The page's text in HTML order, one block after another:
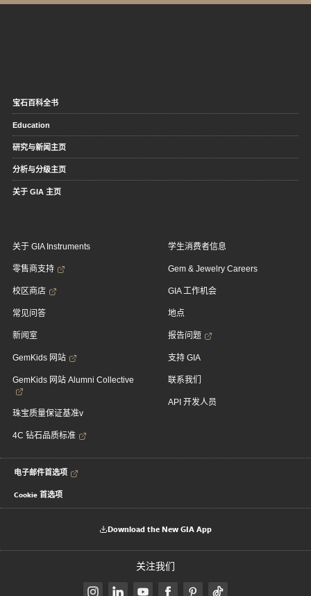
宝石百科全书
Education
研究与新闻主页
分析与分级主页
关于 GIA 主页
关于 GIA Instruments
零售商支持
校区商店
常见问答
新闻室
GemKids 网站
GemKids 网站 Alumni Collective
珠宝质量保证基准v
4C 钻石品质标准
学生消费者信息
Gem & Jewelry Careers
GIA 工作机会
地点
报告问题
支持 GIA
联系我们
API 开发人员
电子邮件首选项
Cookie 首选项
Download the New GIA App
关注我们